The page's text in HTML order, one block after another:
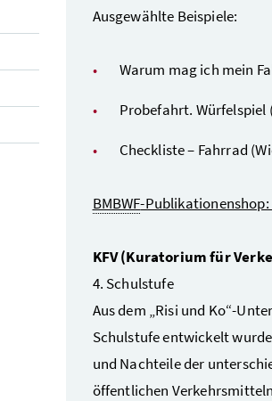
Ausgewählte Beispiele:
Warum mag ich mein
Probefahrt. Würfelspiel
Checkliste – Fahrrad
BMBWF-
KFV (Kuratorium für
4. Schulstufe
Aus dem „Risi und Ko“-
Schulstufe entwickelt
und Nachteile der
öffentlichen